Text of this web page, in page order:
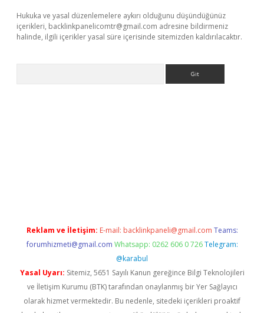
Hukuka ve yasal düzenlemelere aykırı olduğunu düşündüğünüz
içerikleri, backlinkpanelicomtr@gmail.com adresine bildirmeniz
halinde, ilgili içerikler yasal süre içerisinde sitemizden kaldırılacaktır.
Reklam ve İletişim: E-mail: backlinkpaneli@gmail.com Teams:
forumhizmeti@gmail.com Whatsapp: 0262 606 0 726 Telegram:
@karabul
Yasal Uyarı: Sitemiz, 5651 Sayılı Kanun gereğince Bilgi Teknolojileri
ve İletişim Kurumu (BTK) tarafından onaylanmış bir Yer Sağlayıcı
olarak hizmet vermektedir. Bu nedenle, sitedeki içerikleri proaktif